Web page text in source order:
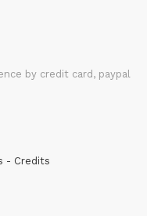
by credit card, paypal
Credits